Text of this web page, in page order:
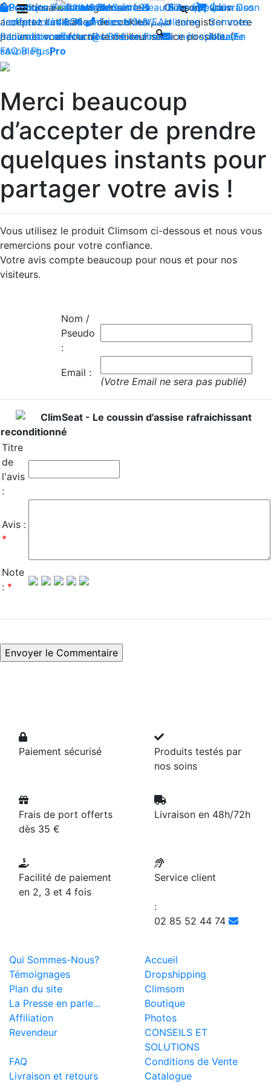
En continuant à naviguer sur le site Climsom, vous
acceptez l'utilisation de cookies pour enregistrer votre
panier et vous fournir le meilleur service possible. (En
savoir Plus)
Produits innovants de Santé et de Bien-être | Livraison
offerte dès 35€ en France métropolitaine
Livraison offerte dès 35€ en France métropolitaine
Contactez-nous : 02 85 52
44 74
-
contact@climsom.com
Qui
Sommes-
Nous?
Boutique Fraîcheur Bien-être Beauté Acupression Dos
Jambes lourdes Insomnies NOUVEAU
Reconditionnés
FAQ Blog Pro
Merci beaucoup
d’accepter de prendre
quelques instants pour
partager votre avis !
Vous utilisez le produit Climsom ci-dessous et nous vous
remercions pour votre confiance.
Votre avis compte beaucoup pour nous et pour nos
visiteurs.
Nom /
Pseudo
:
Email :
(Votre Email ne sera pas publié)
ClimSeat - Le coussin d'assise rafraichissant
reconditionné
Titre
de
l'avis
:
Avis :
*
Note
: *
Paiement sécurisé
Produits testés par
nos soins
Frais de port offerts
dès 35 €
Livraison en 48h/72h
Facilité de paiement
en 2, 3 et 4 fois
Service client
:
02 85 52 44 74
Qui Sommes-Nous?
Accueil
Témoignages
Dropshipping
Plan du site
Climsom
La Presse en parle...
Boutique
Affiliation
Photos
Revendeur
CONSEILS ET
SOLUTIONS
FAQ
Conditions de Vente
Livraison et retours
Catalogue